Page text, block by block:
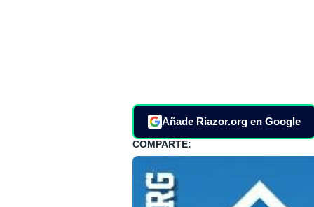
Añade Riazor.org en Google
COMPARTE: